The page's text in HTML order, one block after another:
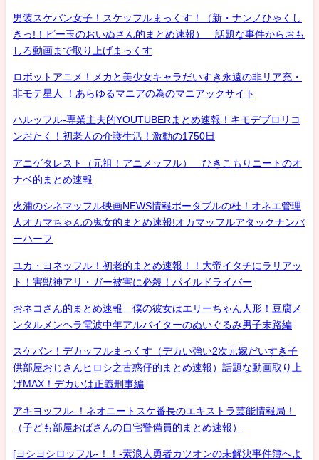
男装スケバン女子！スケッフルまっくす！（新・ナンノひゃくし
きっ!！ビー玉のおいぬさん的まとめ速報） 話題な事件からおも
しろ動画まで取り上げまっくす
ロボットアニメ！メカと美少女キャラだいすき永遠の非リア充・
非モテ星人 ！あらゆるマニアの為のマニアックサイト
ハルッフル-専業主夫的YOUTUBERまとめ速報！キモデブロリコ
ンおたく！初老人の介護生活！激動の1750日
アニゲタレスト（元祖！アニメッフル） ひきこもりニートのオ
ナベ的まとめ速報
火浦のシネマッフル映画NEWS情報ポータブルの杜！オネエ管理
人オカマちゃんの鬼女的まとめ速報!オカマッフルアタックナンバ
ーハーフ
ユカ・ヨネッフル！初老的まとめ速報！！大帝イタチにラリアッ
ト！害獣神アリ・ガー被害に必殺！パイルドライバー
おネコさん的まとめ速報 僕の彼女はエリーちゃん人形！豆腐メ
ンタルメンヘラ電波中年アルバイターのぬいぐるみ男子末路編
スケバン！デカッフルまっくす（デカい強い2次元嫁だいすき子
供部屋おじさんヒロシ之古惑仔的まとめ速報）話題な動画取り上
げMAX！デカいは正義刑事編
アキヨッフル-！ネオニートスケ番長のエキストラ芸能情報局！
（子ども部屋おばさんの自宅警備員的まとめ速報）
[ヨシヨシロッフル-！！-素浪人勇者カツオンの未解決事件簿へよ